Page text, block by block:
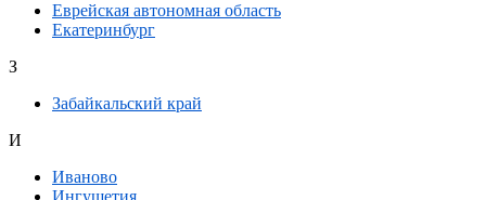
Еврейская автономная область
Екатеринбург
З
Забайкальский край
И
Иваново